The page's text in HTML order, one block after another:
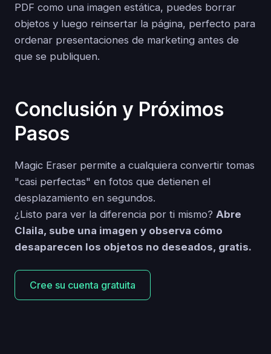
PDF como una imagen estática, puedes borrar
objetos y luego reinsertar la página, perfecto para
ordenar presentaciones de marketing antes de
que se publiquen.
Conclusión y Próximos
Pasos
Magic Eraser permite a cualquiera convertir tomas
"casi perfectas" en fotos que detienen el
desplazamiento en segundos.
¿Listo para ver la diferencia por ti mismo? Abre
Claila, sube una imagen y observa cómo
desaparecen los objetos no deseados, gratis.
Cree su cuenta gratuita